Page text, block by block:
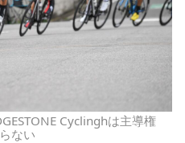
Cyclinghは主導権
ない